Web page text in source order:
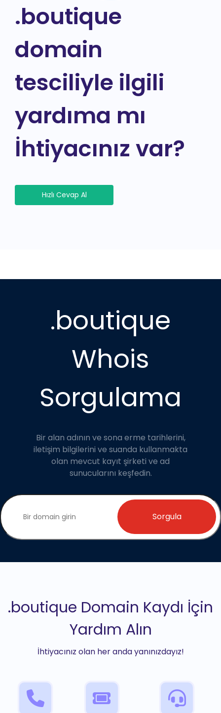
.boutique
domain
tesciliyle ilgili
yardıma mı
İhtiyacınız var?
Hızlı Cevap Al
.boutique
Whois
Sorgulama
Bir alan adının ve sona erme tarihlerini,
iletişim bilgilerini ve suanda kullanmakta
olan mevcut kayıt şirketi ve ad
sunucularını keşfedin.
Sorgula
.boutique Domain Kaydı İçin
Yardım Alın
İhtiyacınız olan her anda yanınızdayız!